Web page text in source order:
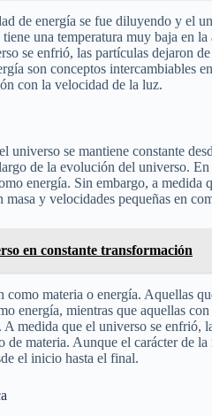
de energía se fue diluyendo y el
una temperatura muy baja en la
se enfrió, las partículas dejaron
son conceptos intercambiables
con la velocidad de la luz.
se mantiene constante
de la evolución del universo.
energía. Sin embargo, a medida
y velocidades pequeñas en
en constante transformación
materia o energía. Aquellas
energía, mientras que aquellas
medida que el universo se enfrió,
materia. Aunque el carácter de
el inicio hasta el final.